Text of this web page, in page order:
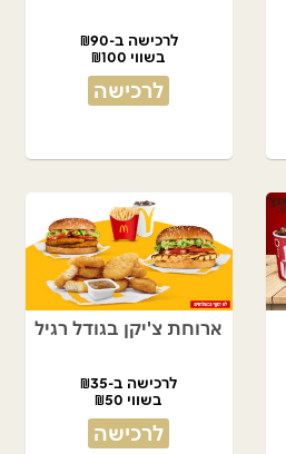
לרכישה ב-₪90
בשווי ₪100
לרכישה
ארוחת צ'יקן בגודל רגיל
לרכישה ב-₪35
בשווי ₪50
לרכישה